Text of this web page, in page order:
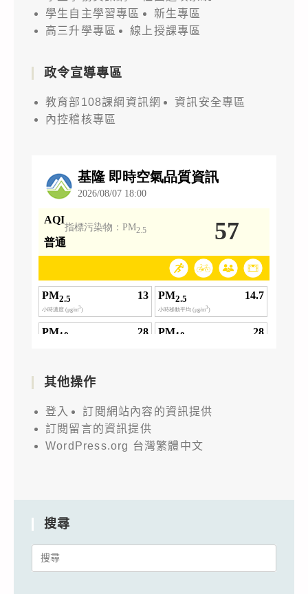
學生自主學習專區
新生專區
高三升學專區
線上授課專區
政令宣導專區
教育部108課綱資訊網
資訊安全專區
內控稽核專區
其他操作
登入
訂閱網站內容的資訊提供
訂閱留言的資訊提供
WordPress.org 台灣繁體中文
搜尋
Search